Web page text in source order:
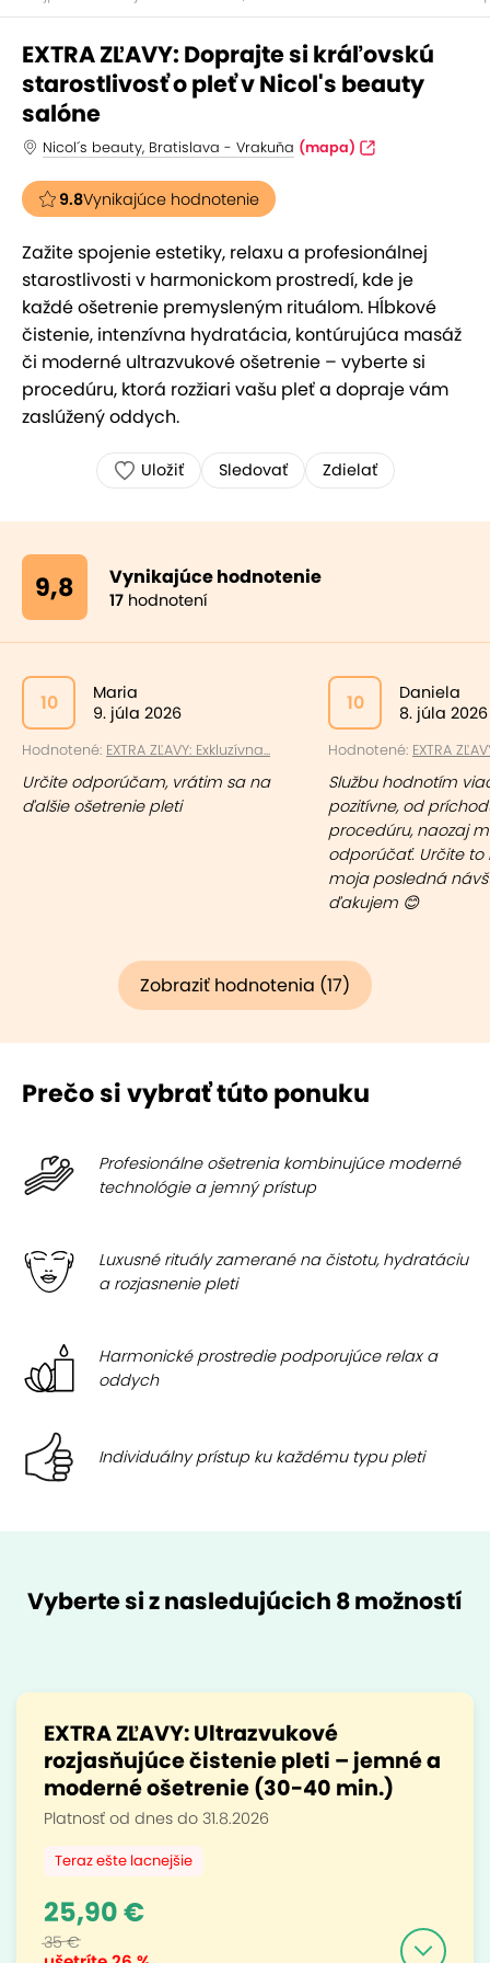
EXTRA ZĽAVY: Doprajte si kráľovskú
starostlivosť o pleť v Nicol's beauty
salóne
Nicol´s beauty, Bratislava - Vrakuňa (mapa)
9.8Vynikajúce hodnotenie
Zažite spojenie estetiky, relaxu a profesionálnej
starostlivosti v harmonickom prostredí, kde je
každé ošetrenie premysleným rituálom. Hĺbkové
čistenie, intenzívna hydratácia, kontúrujúca masáž
či moderné ultrazvukové ošetrenie – vyberte si
procedúru, ktorá rozžiari vašu pleť a dopraje vám
zaslúžený oddych.
Uložiť Sledovať Zdielať
9,8 Vynikajúce hodnotenie
17 hodnotení
10
Maria
9. júla 2026
Hodnotené: EXTRA ZĽAVY: Exkluzívna...
Určite odporúčam, vrátim sa na
ďalšie ošetrenie pleti
10
Daniela
8. júla 2026
Hodnotené: EXTRA
Službu hodnotím
pozitívne, od
procedúru, naozaj
odporúčať. Určite to
moja posledná
ďakujem 😊
Zobraziť hodnotenia (17)
Prečo si vybrať túto ponuku
Profesionálne ošetrenia kombinujúce moderné
technológie a jemný prístup
Luxusné rituály zamerané na čistotu, hydratáciu
a rozjasnenie pleti
Harmonické prostredie podporujúce relax a
oddych
Individuálny prístup ku každému typu pleti
Vyberte si z nasledujúcich 8 možností
EXTRA ZĽAVY: Ultrazvukové
rozjasňujúce čistenie pleti – jemné a
moderné ošetrenie (30-40 min.)
Platnosť od dnes do 31.8.2026
Teraz ešte lacnejšie
25,90 €
35 €